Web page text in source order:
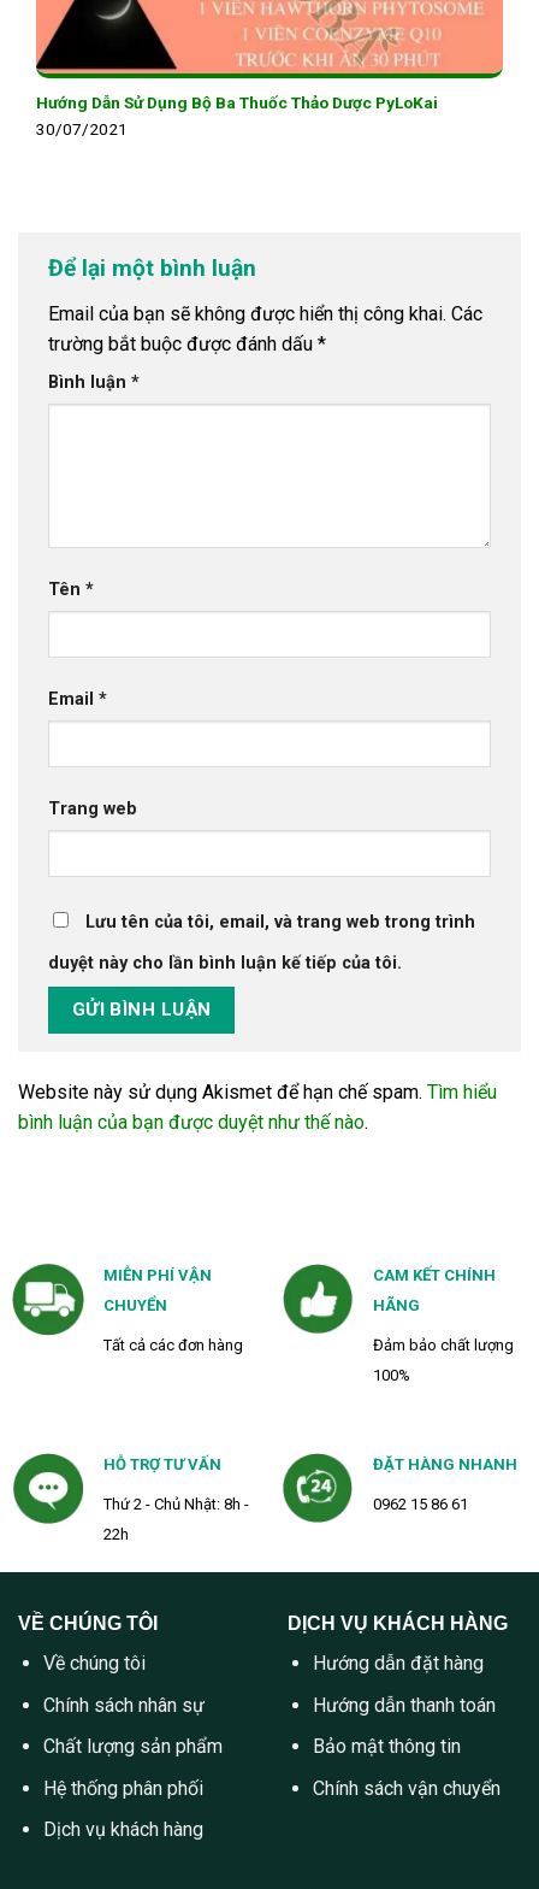
Hướng Dẫn Sử Dụng Bộ Ba Thuốc Thảo Dược PyLoKai
30/07/2021
Để lại một bình luận
Email của bạn sẽ không được hiển thị công khai. Các
trường bắt buộc được đánh dấu *
Bình luận *
Tên *
Email *
Trang web
Lưu tên của tôi, email, và trang web trong trình
duyệt này cho lần bình luận kế tiếp của tôi.
Website này sử dụng Akismet để hạn chế spam. Tìm hiểu
bình luận của bạn được duyệt như thế nào.
MIỄN PHÍ VẬN
CHUYỂN
Tất cả các đơn hàng
CAM KẾT CHÍNH
HÃNG
Đảm bảo chất lượng
100%
HỖ TRỢ TƯ VẤN
Thứ 2 - Chủ Nhật: 8h -
22h
ĐẶT HÀNG NHANH
0962 15 86 61
VỀ CHÚNG TÔI
Về chúng tôi
Chính sách nhân sự
Chất lượng sản phẩm
Hệ thống phân phối
Dịch vụ khách hàng
DỊCH VỤ KHÁCH HÀNG
Hướng dẫn đặt hàng
Hướng dẫn thanh toán
Bảo mật thông tin
Chính sách vận chuyển